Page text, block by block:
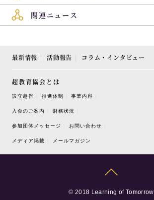
関連ニュース
最新情報 活動報告 コラム・インタビュー
超教育協会とは
設立趣旨 推進体制 事業内容
入会のご案内 財務状況
参加団体メッセージ お問い合わせ
メディア掲載 メールマガジン
© 2018 Learning of Tomorrow